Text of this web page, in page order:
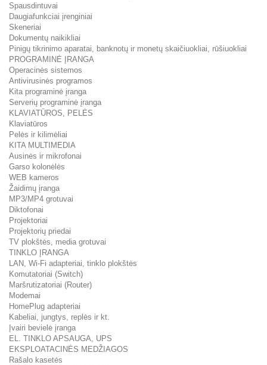
Spausdintuvai
Daugiafunkciai įrenginiai
Skeneriai
Dokumentų naikikliai
Pinigų tikrinimo aparatai, banknotų ir monetų skaičiuokliai, rūšiuokliai
PROGRAMINĖ ĮRANGA
Operacinės sistemos
Antivirusinės programos
Kita programinė įranga
Serverių programinė įranga
KLAVIATŪROS, PELĖS
Klaviatūros
Pelės ir kilimėliai
KITA MULTIMEDIA
Ausinės ir mikrofonai
Garso kolonėlės
WEB kameros
Žaidimų įranga
MP3/MP4 grotuvai
Diktofonai
Projektoriai
Projektorių priedai
TV plokštės, media grotuvai
TINKLO ĮRANGA
LAN, Wi-Fi adapteriai, tinklo plokštės
Komutatoriai (Switch)
Maršrutizatoriai (Router)
Modemai
HomePlug adapteriai
Kabeliai, jungtys, replės ir kt.
Įvairi bevielė įranga
EL. TINKLO APSAUGA, UPS
EKSPLOATACINĖS MEDŽIAGOS
Rašalo kasetės